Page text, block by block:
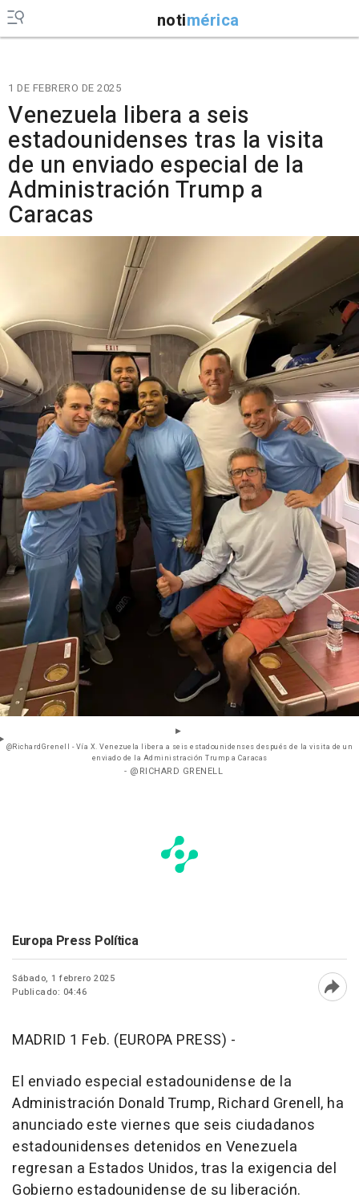
notimérica
1 DE FEBRERO DE 2025
Venezuela libera a seis
estadounidenses tras la visita
de un enviado especial de la
Administración Trump a
Caracas
@RichardGrenell - Vía X. Venezuela libera a seis estadounidenses después de la visita de un
enviado de la Administración Trump a Caracas
- @RICHARD GRENELL
Europa Press Política
Sábado, 1 febrero 2025
Publicado: 04:46
MADRID 1 Feb. (EUROPA PRESS) -
El enviado especial estadounidense de la
Administración Donald Trump, Richard Grenell, ha
anunciado este viernes que seis ciudadanos
estadounidenses detenidos en Venezuela
regresan a Estados Unidos, tras la exigencia del
Gobierno estadounidense de su liberación.